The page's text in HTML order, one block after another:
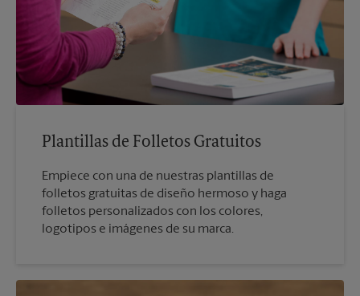
Plantillas de Folletos Gratuitos
Empiece con una de nuestras plantillas de
folletos gratuitas de diseño hermoso y haga
folletos personalizados con los colores,
logotipos e imágenes de su marca.